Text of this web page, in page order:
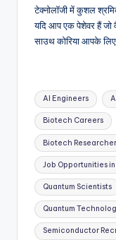
टेक्नोलॉजी में कुशल
यदि आप एक पेशेवर हैं जो
साउथ कोरिया आपके
Tags:
AI Engineers
Biotech Careers
Biotech
Job Opportunities in
Quantum Scientists
Quantum
Semiconductor